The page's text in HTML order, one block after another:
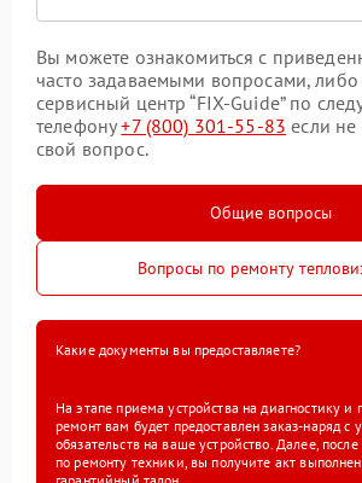
Вы можете ознакомиться с
часто задаваемыми вопросами, либо
сервисный центр “FIX-Guide” по
телефону+7 (800) 301-55-83 если не
свой вопрос.
Общие вопросы
Вопросы по ремонту
Какие документы вы предоставляете?
На этапе приема устройства на диагностику
ремонт вам будет предоставлен заказ-наряд с
обязательств на ваше устройство. Далее,
по ремонту техники, вы получите акт